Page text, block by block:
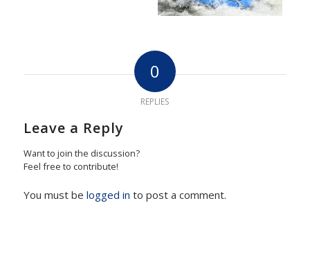
0
REPLIES
Leave a Reply
Want to join the discussion?
Feel free to contribute!
You must be logged in to post a comment.